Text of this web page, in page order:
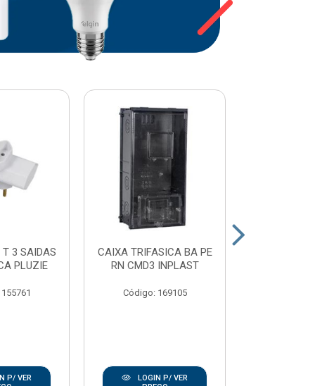
T 3 SAIDAS
PLUZIE
P/ VER
CAIXA TRIFASICA BA PE
RN CMD3 INPLAST
Código: 169105
LOGIN P/ VER